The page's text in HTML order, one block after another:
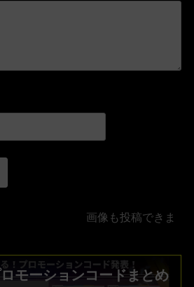
画像も投稿できま
プロモーションコードまとめ